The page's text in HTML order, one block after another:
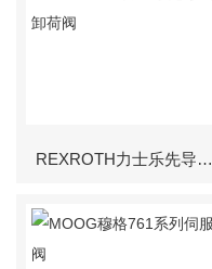
REXROTH力士乐先导式卸荷阀